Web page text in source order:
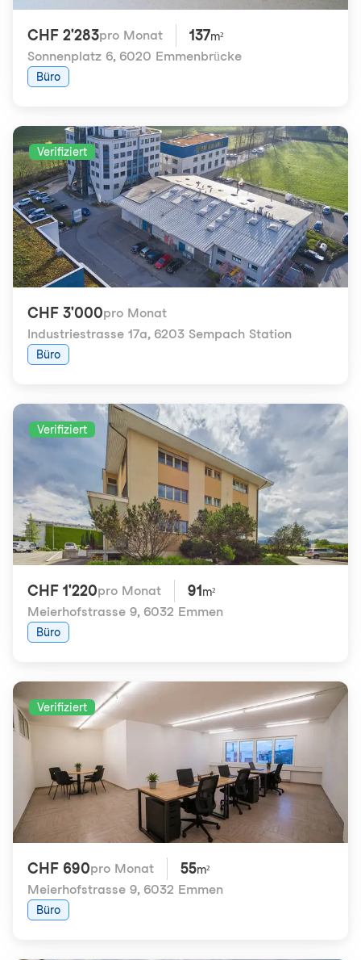
CHF 2'283pro Monat 137m²
Sonnenplatz 6, 6020 Emmenbrücke
Büro
Verifiziert
CHF 3'000pro Monat
Industriestrasse 17a, 6203 Sempach Station
Büro
Verifiziert
CHF 1'220pro Monat 91 m²
Meierhofstrasse 9, 6032 Emmen
Büro
Verifiziert
CHF 690pro Monat 55m²
Meierhofstrasse 9, 6032 Emmen
Büro